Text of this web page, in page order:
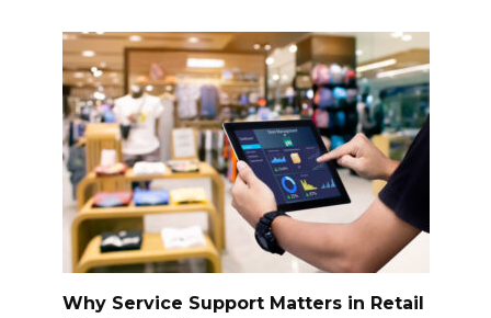
Why Service Support Matters in Retail